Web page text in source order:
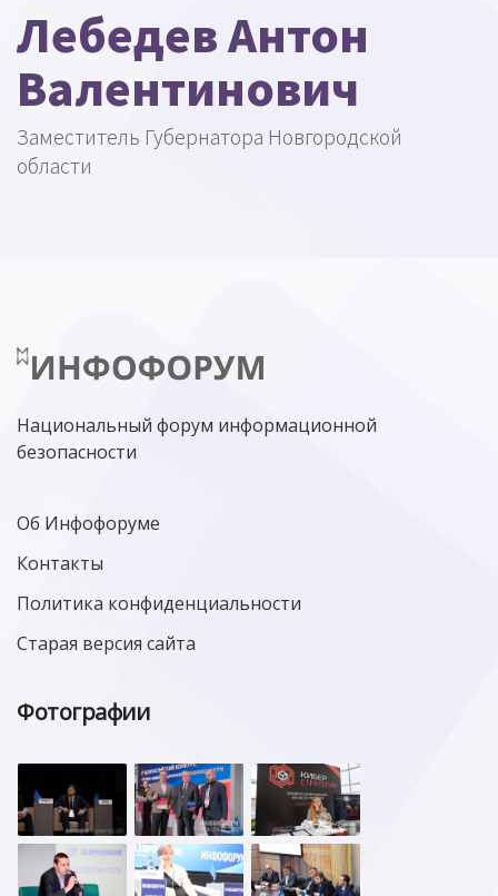
Лебедев Антон
Валентинович
Заместитель Губернатора Новгородской
области
Национальный форум информационной
безопасности
Об Инфофоруме
Контакты
Политика конфиденциальности
Старая версия сайта
Фотографии